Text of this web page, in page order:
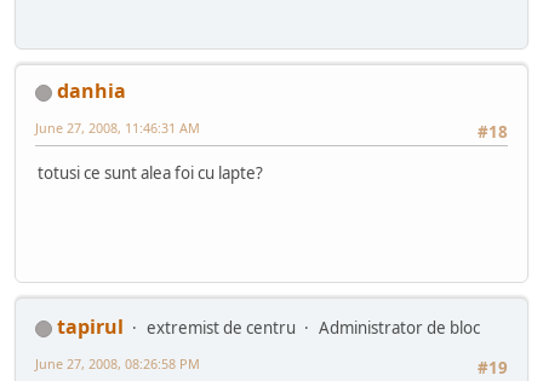
danhia
#18
June 27, 2008, 11:46:31 AM
totusi ce sunt alea foi cu lapte?
tapirul extremist de centru
Administrator de bloc
#19
June 27, 2008, 08:26:58 PM